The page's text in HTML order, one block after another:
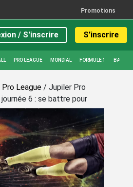
Promotions
/ S'inscrire S'inscrire
PRO LEAGUE MONDIAL FORMULE 1 BASKET
Pro League / Jupiler Pro
6 : se battre pour